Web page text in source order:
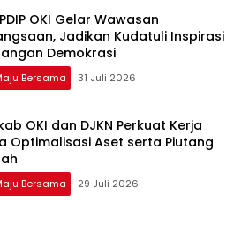
OKI Gelar Wawasan
Jadikan Kudatuli Inspirasi
Demokrasi
Bersama 31 Juli 2026
OKI dan DJKN Perkuat Kerja
Optimalisasi Aset serta Piutang
Bersama 29 Juli 2026